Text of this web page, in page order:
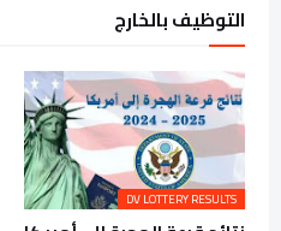
التوظيف بالخارج
DV LOTTERY RESULTS